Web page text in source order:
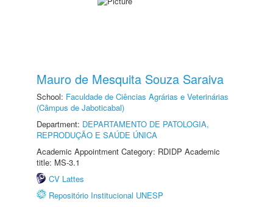
Mauro de Mesquita Souza Saraiva
School: Faculdade de Ciências Agrárias e Veterinárias
(Câmpus de Jaboticabal)
Department: DEPARTAMENTO DE PATOLOGIA,
REPRODUÇÃO E SAÚDE ÚNICA
Academic Appointment Category: RDIDP Academic
title: MS-3.1
CV Lattes
Repositório Institucional UNESP